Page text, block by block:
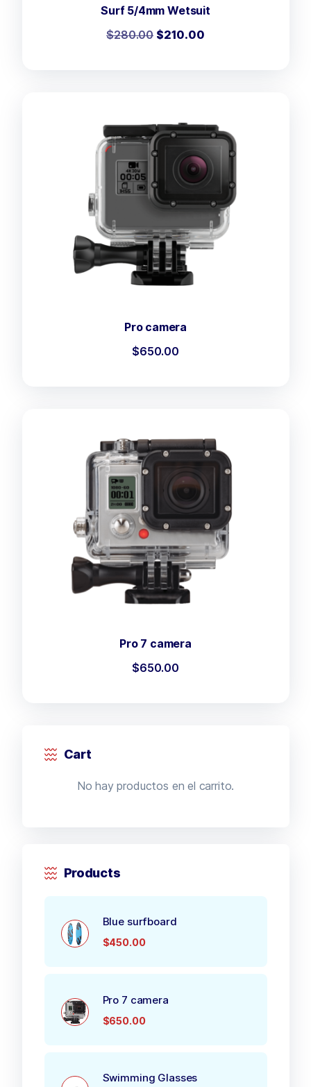
Surf 5/4mm Wetsuit
$280.00 $210.00
Pro camera
$650.00
Pro 7 camera
$650.00
Cart
No hay productos en el carrito.
Products
Blue surfboard
$450.00
Pro 7 camera
$650.00
Swimming Glasses